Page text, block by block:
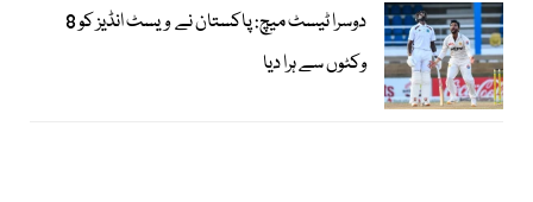
دوسرا ٹیسٹ میچ: پاکستان نے ویسٹ انڈیز کو 8
وکٹوں سے ہرا دیا